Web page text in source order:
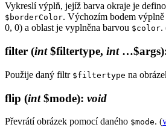
Vykreslí výplň, jejíž barva okraje je
$borderColor. Výchozím bodem výplně
0, 0) a oblast je vyplněna barvou $color.
filter (int$filtertype, int…$args)
Použije daný filtr $filtertype na
flip (int$mode): void
Převrátí obrázek pomocí daného $mode. (